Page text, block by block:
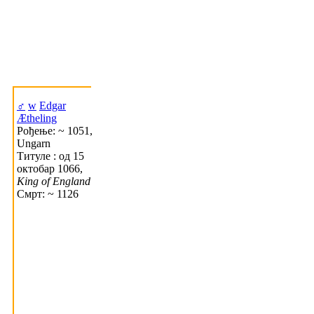
♂ w Edgar
Ætheling
Рођење: ~ 1051,
Ungarn
Титуле : од 15
октобар 1066,
King of England
Смрт: ~ 1126